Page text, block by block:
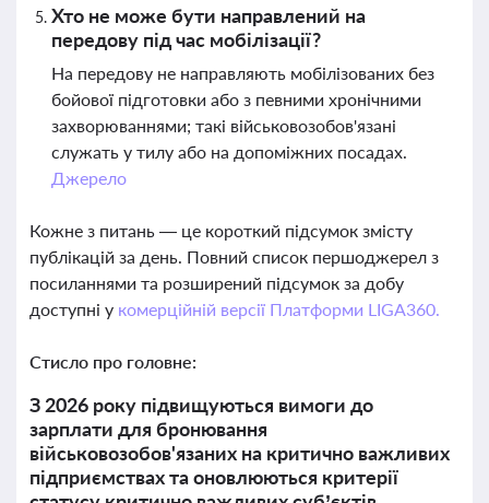
Хто не може бути направлений на
передову під час мобілізації?
На передову не направляють мобілізованих без
бойової підготовки або з певними хронічними
захворюваннями; такі військовозобов'язані
служать у тилу або на допоміжних посадах.
Джерело
Кожне з питань — це короткий підсумок змісту
публікацій за день. Повний список першоджерел з
посиланнями та розширений підсумок за добу
доступні у комерційній версії Платформи LIGA360.
Стисло про головне:
З 2026 року підвищуються вимоги до
зарплати для бронювання
військовозобов'язаних на критично важливих
підприємствах та оновлюються критерії